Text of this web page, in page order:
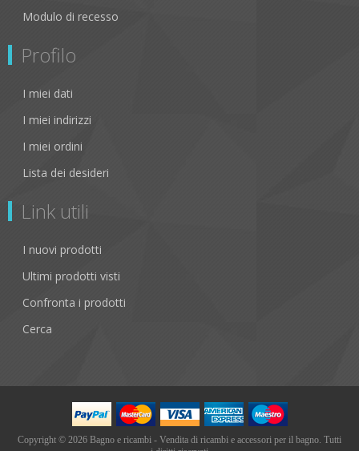
Modulo di recesso
Profilo
I miei dati
I miei indirizzi
I miei ordini
Lista dei desideri
Link utili
I nuovi prodotti
Ultimi prodotti visti
Confronta i prodotti
Cerca
Copyright © 2026 Bagno e ricambi - Vendita di ricambi e accessori per il bagno. Tutti